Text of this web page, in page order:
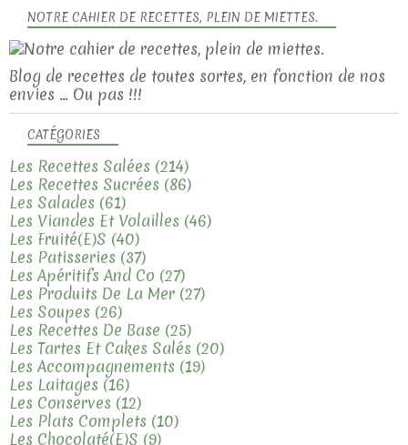
NOTRE CAHIER DE RECETTES, PLEIN DE MIETTES.
Blog de recettes de toutes sortes, en fonction de nos
envies ... Ou pas !!!
CATÉGORIES
Les Recettes Salées (214)
Les Recettes Sucrées (86)
Les Salades (61)
Les Viandes Et Volailles (46)
Les Fruité(e)s (40)
Les Patisseries (37)
Les Apéritifs And Co (27)
Les Produits De La Mer (27)
Les Soupes (26)
Les Recettes De Base (25)
Les Tartes Et Cakes Salés (20)
Les Accompagnements (19)
Les Laitages (16)
Les Conserves (12)
Les Plats Complets (10)
Les Chocolaté(e)s (9)